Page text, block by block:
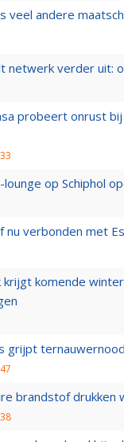
veel andere
netwerk verder uit:
probeert onrust
op Schiphol
nu verbonden met
krijgt komende
grijpt
brandstof drukken